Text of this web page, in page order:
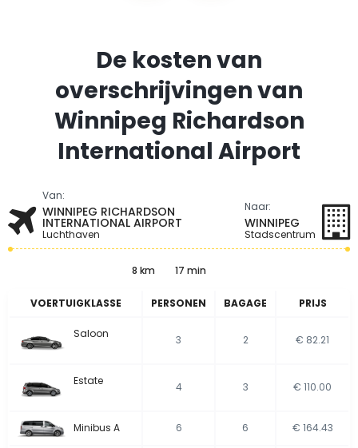
De kosten van
overschrijvingen van
Winnipeg Richardson
International Airport
Van:
WINNIPEG RICHARDSON
INTERNATIONAL AIRPORT
Luchthaven
Naar:
WINNIPEG
Stadscentrum
8 km 17 min
VOERTUIGKLASSE PERSONEN BAGAGE PRIJS
Saloon 3 2 € 82.21
Estate 4 3 € 110.00
Minibus A 6 6 € 164.43